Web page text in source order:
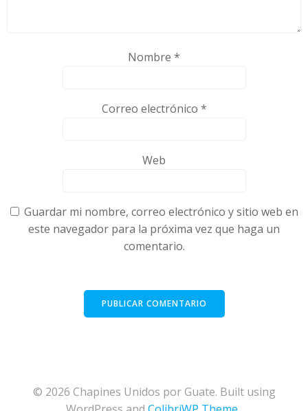
Nombre *
Correo electrónico *
Web
Guardar mi nombre, correo electrónico y sitio web en
este navegador para la próxima vez que haga un
comentario.
© 2026 Chapines Unidos por Guate. Built using